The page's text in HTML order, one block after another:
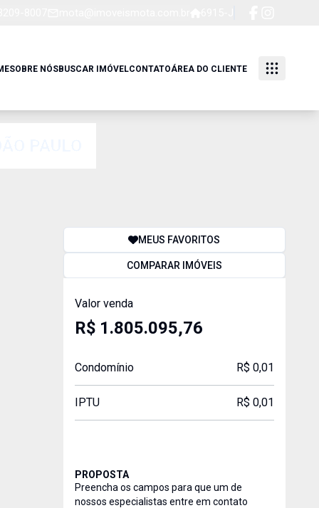
SOBRE NÓSBUSCAR IMÓVELCONTATOÁREA DO CLIENTE
MEUS FAVORITOS
COMPARAR IMÓVEIS
Valor venda
R$ 1.805.095,76
Condomínio R$ 0,01
IPTU R$ 0,01
PROPOSTA
Preencha os campos para que um de
nossos especialistas entre em contato